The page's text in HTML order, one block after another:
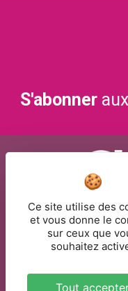
S'abonner
26 rue
51000
Ce site utilise des
et vous donne le
sur ceux que
souhaitez
Tout